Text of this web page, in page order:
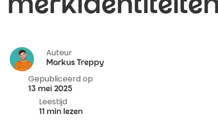
Auteur
Markus Treppy
Gepubliceerd op
13 mei 2025
Leestijd
11 min lezen